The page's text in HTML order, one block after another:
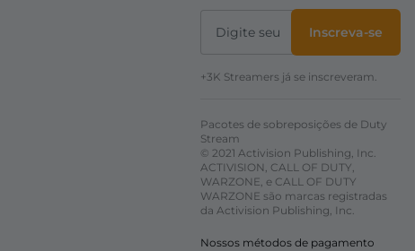
Inscreva-se
+3K Streamers já se inscreveram.
Pacotes de sobreposições de Duty
Stream
© 2021 Activision Publishing, Inc.
ACTIVISION, CALL OF DUTY,
WARZONE, e CALL OF DUTY
WARZONE são marcas registradas
da Activision Publishing, Inc.
Nossos métodos de pagamento